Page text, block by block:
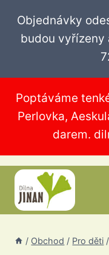
obsah
Objednávky
budou vyřízeny
Poptáváme
Perlovka,
darem.
/ Obchod / Pro děti /